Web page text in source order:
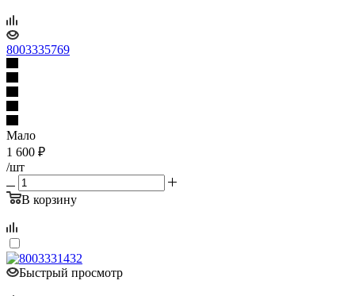
8003335769
Мало
1 600 ₽
/шт
В корзину
Быстрый просмотр